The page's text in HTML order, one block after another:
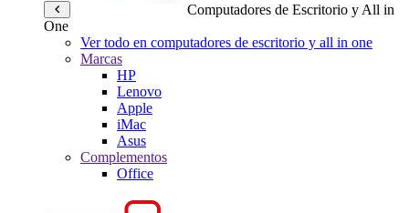
Computadores de Escritorio y All in
One
Ver todo en computadores de escritorio y all in one
Marcas
HP
Lenovo
Apple
iMac
Asus
Complementos
Office